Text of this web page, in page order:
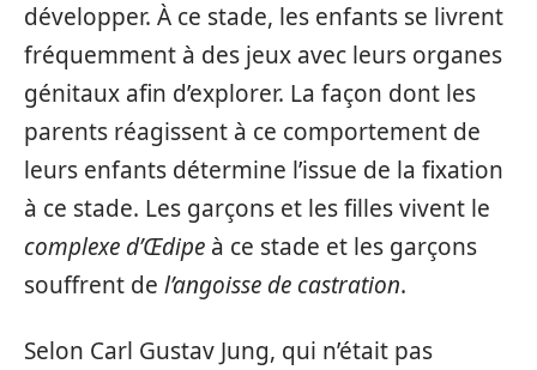
développer. À ce stade, les enfants se livrent
fréquemment à des jeux avec leurs organes
génitaux afin d’explorer. La façon dont les
parents réagissent à ce comportement de
leurs enfants détermine l’issue de la fixation
à ce stade. Les garçons et les filles vivent le
complexe d’Œdipe à ce stade et les garçons
souffrent de l’angoisse de castration.
Selon Carl Gustav Jung, qui n’était pas